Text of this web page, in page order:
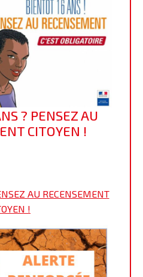
? PENSEZ AU
CITOYEN !
AU RECENSEMENT
!